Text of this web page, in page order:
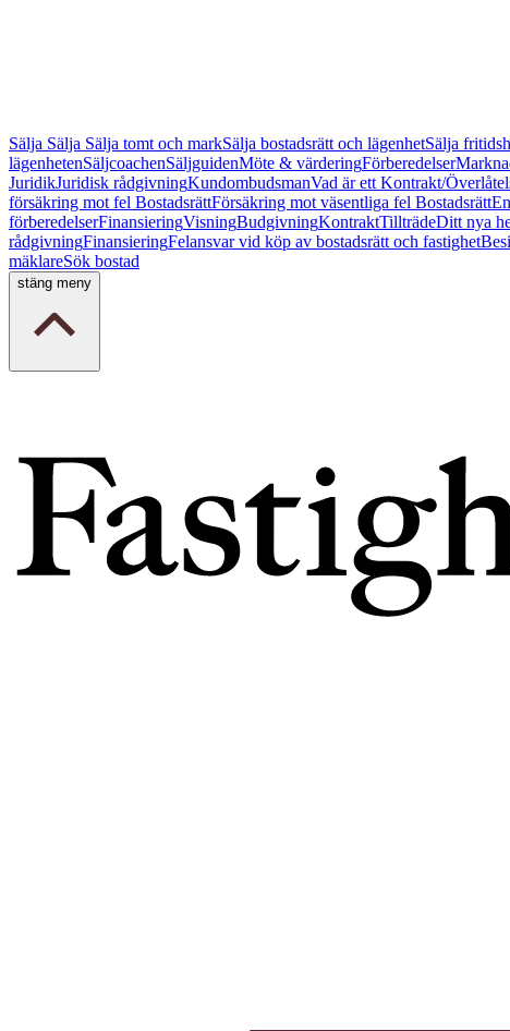
Sälja Sälja Sälja tomt och markSälja bostadsrätt och lägenhetSälja
lägenhetenSäljcoachenSäljguidenMöte & värderingFörberedelser
JuridikJuridisk rådgivningKundombudsmanVad är ett Kontrakt/
försäkring mot fel BostadsrättFörsäkring mot väsentliga fel Bostadsrätt
förberedelserFinansieringVisningBudgivningKontraktTillträdeDitt nya
rådgivningFinansieringFelansvar vid köp av bostadsrätt och fastighet
mäklareSök bostad
stäng meny